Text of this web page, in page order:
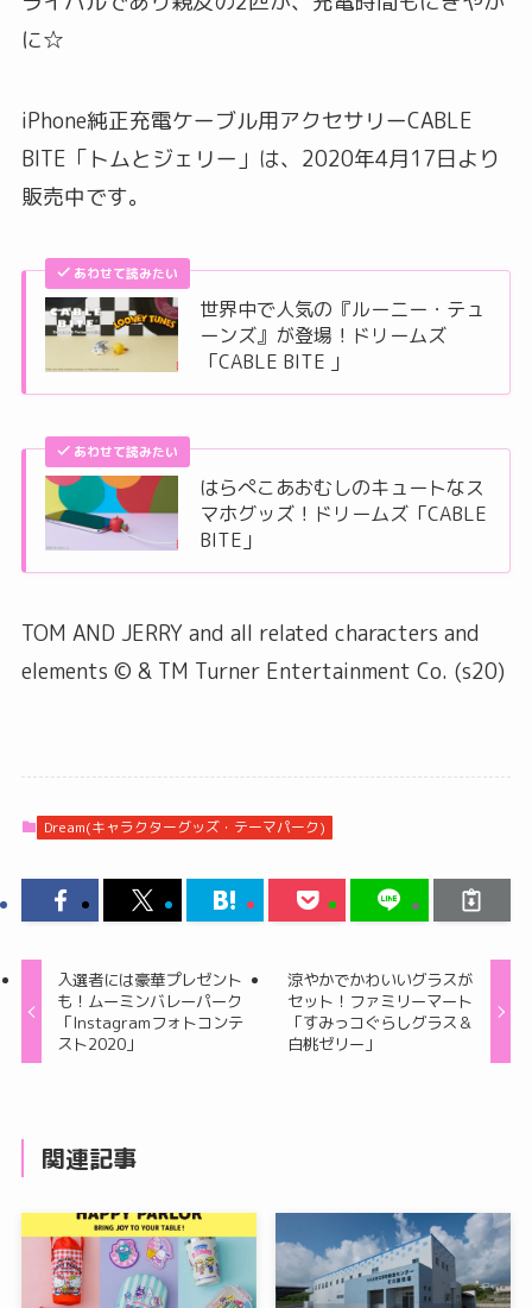
に☆
iPhone純正充電ケーブル用アクセサリーCABLE
BITE「トムとジェリー」は、2020年4月17日より
販売中です。
あわせて読みたい
世界中で人気の『ルーニー・テュ
ーンズ』が登場！ドリームズ
「CABLE BITE 」
あわせて読みたい
はらぺこあおむしのキュートなス
マホグッズ！ドリームズ「CABLE
BITE」
TOM AND JERRY and all related characters and
elements © & TM Turner Entertainment Co. (s20)
Dream(キャラクターグッズ・テーマパーク)
入選者には豪華プレゼント
も！ムーミンバレーパーク
「Instagramフォトコンテ
スト2020」
涼やかでかわいいグラスが
セット！ファミリーマート
「すみっコぐらしグラス＆
白桃ゼリー」
関連記事